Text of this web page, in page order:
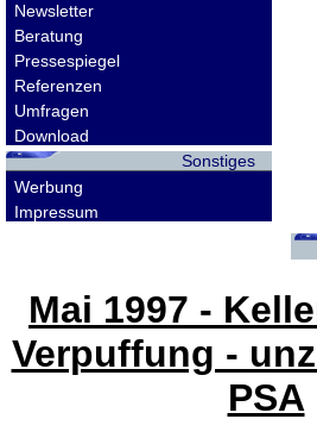
Newsletter
Beratung
Pressespiegel
Referenzen
Umfragen
Download
Sonstiges
Werbung
Impressum
Mai 1997 -
Verpuffung -
PSA